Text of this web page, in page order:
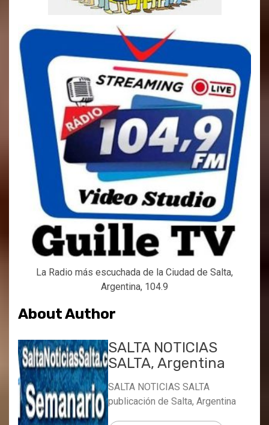
La Radio más escuchada de la Ciudad de Salta,
Argentina, 104.9
About Author
SALTA NOTICIAS
SALTA, Argentina
SALTA NOTICIAS SALTA
publicación de Salta, Argentina